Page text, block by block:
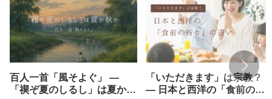
百人一首「風そよぐ」 ―
「禊ぞ夏のしるし」は夏か秋
「いただきます」は宗教？
― 日本と西洋の「食前の祈